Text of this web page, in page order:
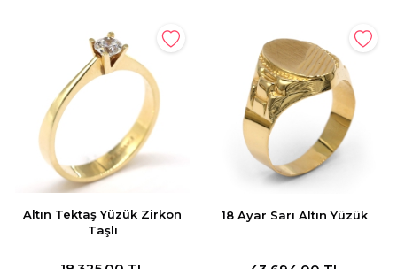
Altın Tektaş Yüzük Zirkon
Taşlı
18 Ayar Sarı Altın Yüzük